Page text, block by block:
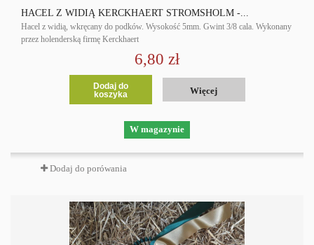
HACEL Z WIDIĄ KERCKHAERT STROMSHOLM -...
Hacel z widią, wkręcany do podków. Wysokość 5mm. Gwint 3/8 cala. Wykonany
przez holenderską firmę Kerckhaert
6,80 zł
Dodaj do
koszyka
Więcej
W magazynie
Dodaj do porówania